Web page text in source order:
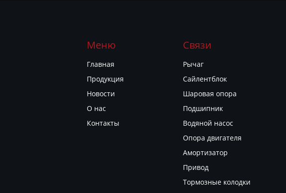
Меню
Главная
Продукция
Новости
О нас
Контакты
Связи
Рычаг
Сайлентблок
Шаровая опора
Подшипник
Водяной насос
Опора двигателя
Амортизатор
Привод
Тормозные колодки